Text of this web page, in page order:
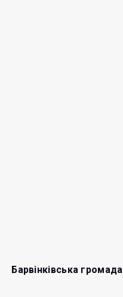
Барвінківська громада